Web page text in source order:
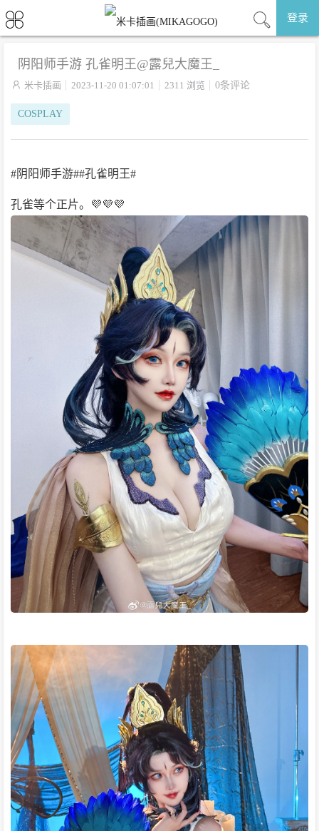
登录
阴阳师手游 孔雀明王@露兒大魔王_
 米卡插画 2023-11-20 01:07:01 2311 浏览 0条评论
COSPLAY
#阴阳师手游##孔雀明王#
孔雀等个正片。💜💜💜